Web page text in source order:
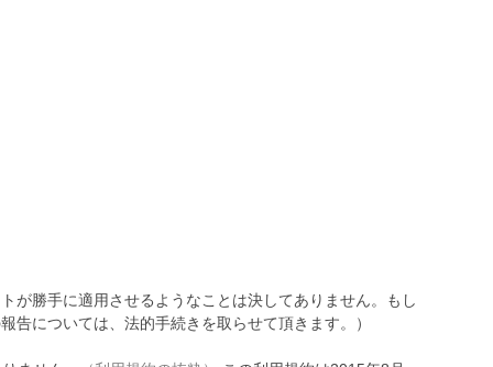
が勝手に適用させるようなことは決してありません。もし
告については、法的手続きを取らせて頂きます。）